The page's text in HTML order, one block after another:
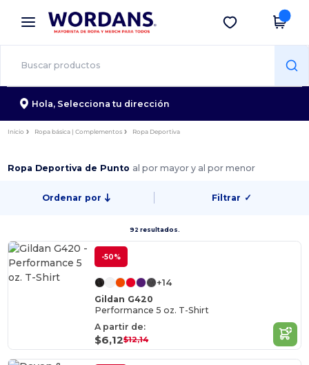
× App de Wordans
¡Mejores precios en app!
Descargar app
Hola, Selecciona tu dirección
Inicio Ropa básica | Complementos Ropa Deportiva
Ropa Deportiva de Punto al por mayor y al por menor
Ordenar por Filtrar ✓
92 resultados.
-50%
+14
Gildan G420
Performance 5 oz. T-Shirt
A partir de:
$6,12$12,14